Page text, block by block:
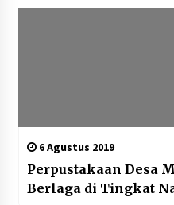
6 Agustus 2019
Perpustakaan Desa
Berlaga di Tingkat